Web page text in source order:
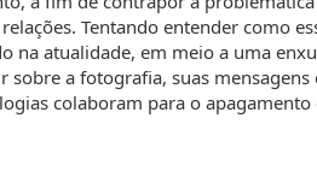
relações. Tentando entender como
na atualidade, em meio a uma
sobre a fotografia, suas mensagens
colaboram para o apagamento